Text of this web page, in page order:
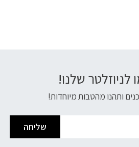
לניוזלטר שלנו!
ותהנו מהטבות מיוחדות!
שליחה